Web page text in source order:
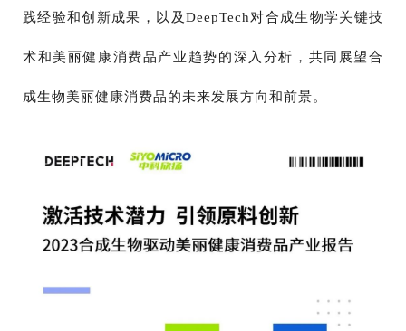
践经验和创新成果，以及DeepTech对合成生物学关键技
术和美丽健康消费品产业趋势的深入分析，共同展望合
成生物美丽健康消费品的未来发展方向和前景。